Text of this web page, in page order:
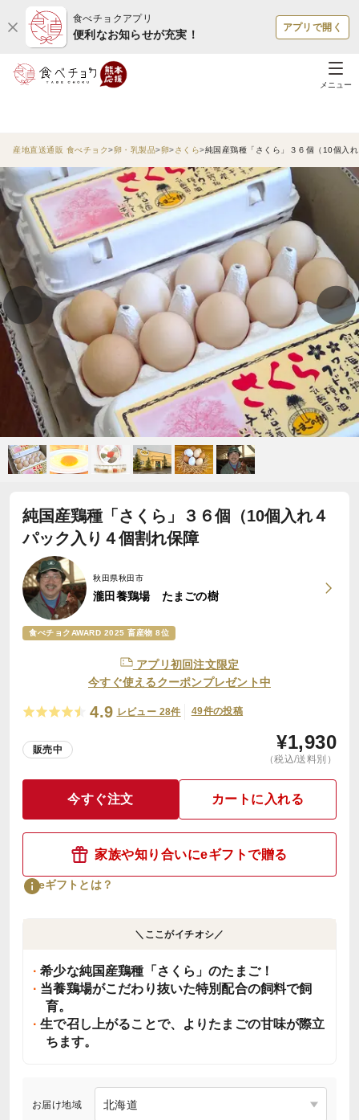
食べチョクアプリ
便利なお知らせが充実！
アプリで開く
メニュー
産地直送通販 食べチョク 卵・乳製品 卵 さくら 純国産鶏種「さくら」３６個（10個入
純国産鶏種「さくら」３６個（10個入れ４
パック入り４個割れ保障
秋田県秋田市
瀧田養鶏場 たまごの樹
食べチョクAWARD 2025 畜産物 8位
アプリ初回注文限定
今すぐ使えるクーポンプレゼント中
4.9 レビュー 28件 49件の投稿
販売中 ¥1,930
（税込/送料別）
今すぐ注文 カートに入れる
家族や知り合いにeギフトで贈る
eギフトとは？
＼ここがイチオシ／
希少な純国産鶏種「さくら」のたまご！
当養鶏場がこだわり抜いた特別配合の飼料で飼
育。
生で召し上がることで、よりたまごの甘味が際立
ちます。
お届け地域